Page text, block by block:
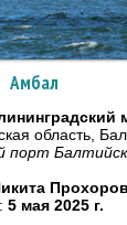
Амбал
область,
порт Балтийск
Прохоров
5 мая 2025 г.